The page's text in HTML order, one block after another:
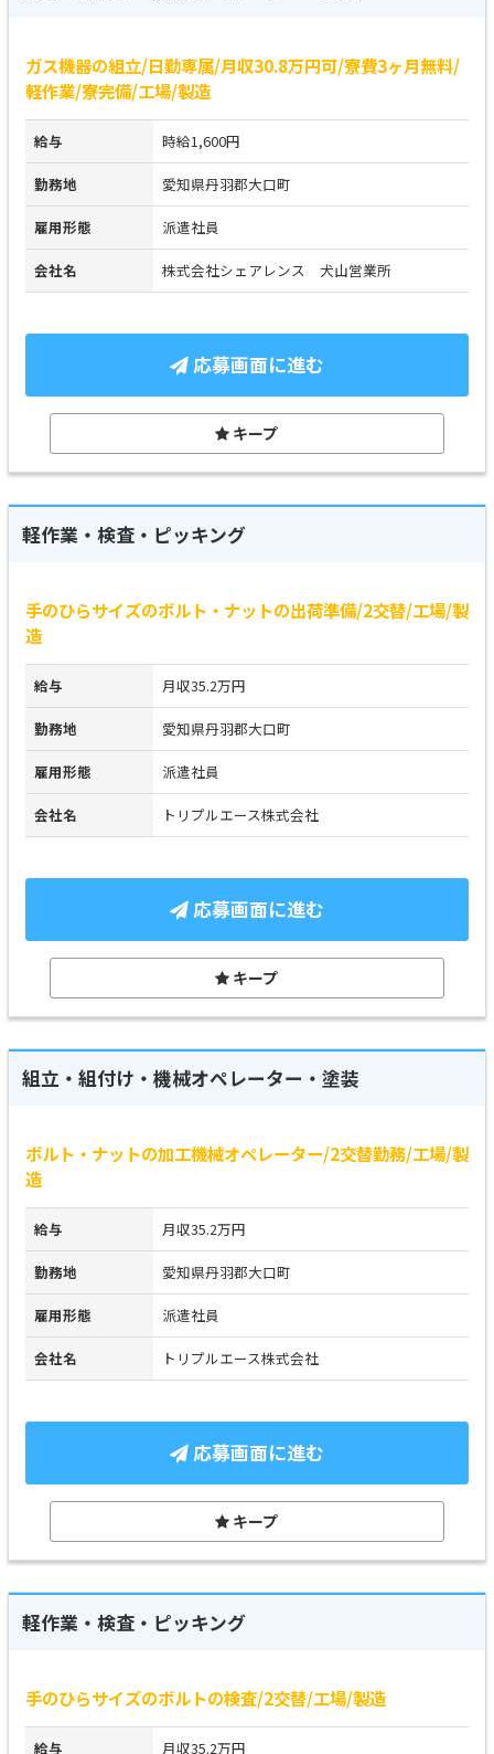
ガス機器の組立/日勤専属/月収30.8万円可/寮費3ヶ月無料/
軽作業/寮完備/工場/製造
給与 時給1,600円
勤務地 愛知県丹羽郡大口町
雇用形態 派遣社員
会社名 株式会社シェアレンス 犬山営業所
応募画面に進む
キープ
軽作業・検査・ピッキング
手のひらサイズのボルト・ナットの出荷準備/2交替/工場/製
造
給与 月収35.2万円
勤務地 愛知県丹羽郡大口町
雇用形態 派遣社員
会社名 トリプルエース株式会社
応募画面に進む
キープ
組立・組付け・機械オペレーター・塗装
ボルト・ナットの加工機械オペレーター/2交替勤務/工場/製
造
給与 月収35.2万円
勤務地 愛知県丹羽郡大口町
雇用形態 派遣社員
会社名 トリプルエース株式会社
応募画面に進む
キープ
軽作業・検査・ピッキング
手のひらサイズのボルトの検査/2交替/工場/製造
給与 月収35.2万円